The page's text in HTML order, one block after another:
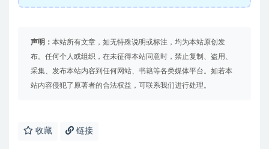
声明： 本站所有文章，如无特殊说明或标注，均为本站原创发
布。任何个人或组织，在未征得本站同意时，禁止复制、盗用、
采集、发布本站内容到任何网站、书籍等各类媒体平台。如若本
站内容侵犯了原著者的合法权益，可联系我们进行处理。
收藏 链接